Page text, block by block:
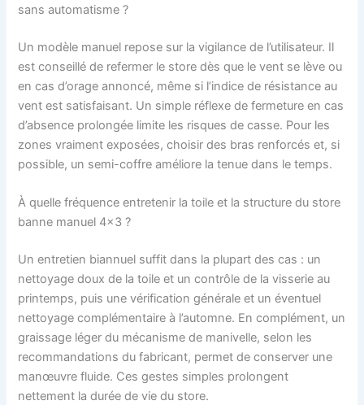
sans automatisme ?
Un modèle manuel repose sur la vigilance de l’utilisateur. Il
est conseillé de refermer le store dès que le vent se lève ou
en cas d’orage annoncé, même si l’indice de résistance au
vent est satisfaisant. Un simple réflexe de fermeture en cas
d’absence prolongée limite les risques de casse. Pour les
zones vraiment exposées, choisir des bras renforcés et, si
possible, un semi-coffre améliore la tenue dans le temps.
À quelle fréquence entretenir la toile et la structure du store
banne manuel 4×3 ?
Un entretien biannuel suffit dans la plupart des cas : un
nettoyage doux de la toile et un contrôle de la visserie au
printemps, puis une vérification générale et un éventuel
nettoyage complémentaire à l’automne. En complément, un
graissage léger du mécanisme de manivelle, selon les
recommandations du fabricant, permet de conserver une
manœuvre fluide. Ces gestes simples prolongent
nettement la durée de vie du store.